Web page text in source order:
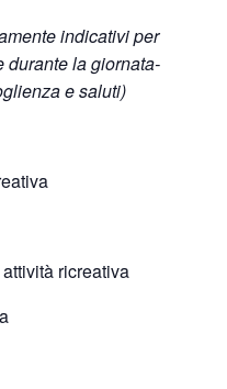
indicativi per
durante la giornata-
e saluti)
ricreativa